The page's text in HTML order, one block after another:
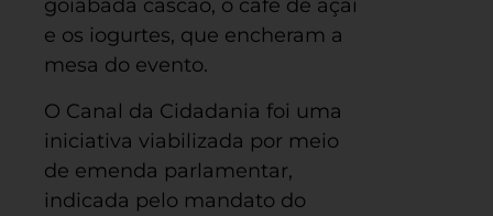
goiabada cascão, o café de açaí
e os iogurtes, que encheram a
mesa do evento.
O Canal da Cidadania foi uma
iniciativa viabilizada por meio
de emenda parlamentar,
indicada pelo mandato do